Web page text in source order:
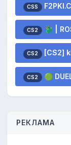
CSS
CS2 🐉 |
CS2 [CS2]
CS2 🟢
РЕКЛАМА